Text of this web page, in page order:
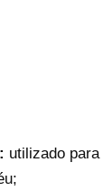
utilizado